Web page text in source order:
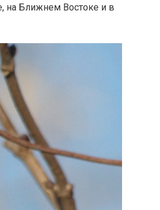
на Ближнем Востоке и в